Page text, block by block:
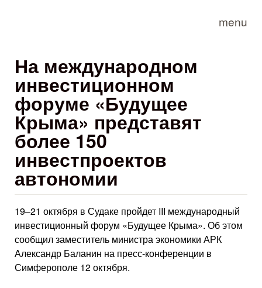
menu
На международном
инвестиционном
форуме «Будущее
Крыма» представят
более 150
инвестпроектов
автономии
19–21 октября в Судаке пройдет III международный
инвестиционный форум «Будущее Крыма». Об этом
сообщил заместитель министра экономики АРК
Александр Баланин на пресс-конференции в
Симферополе 12 октября.